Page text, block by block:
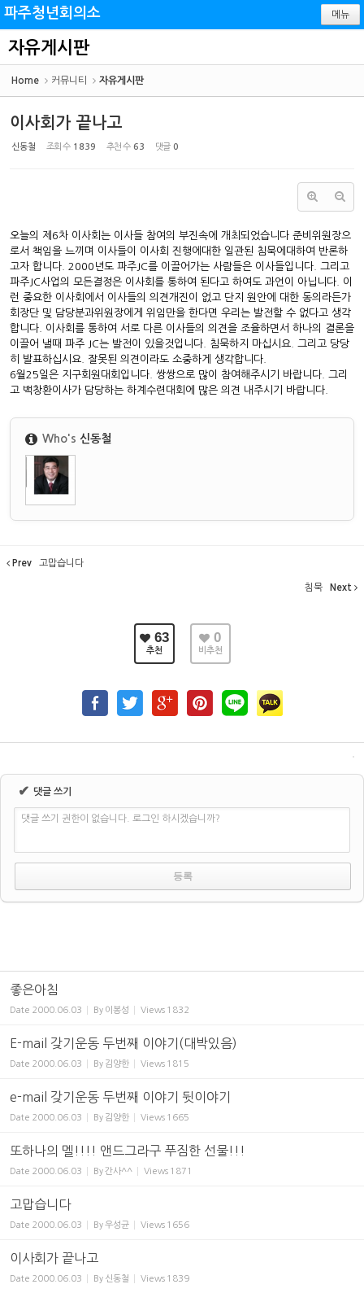
파주청년회의소 메뉴
자유게시판
Home 커뮤니티 자유게시판
이사회가 끝나고
신동철 조회 수 1839 추천 수 63 댓글 0
오늘의 제6차 이사회는 이사들 참여의 부진속에 개최되었습니다 준비위원장으
로서 책임을 느끼며 이사들이 이사회 진행에대한 일관된 침묵에대하여 반론하
고자 합니다. 2000년도 파주JC를 이끌어가는 사람들은 이사들입니다. 그리고
파주JC사업의 모든결정은 이사회를 통하여 된다고 하여도 과언이 아닙니다. 이
런 중요한 이사회에서 이사들의 의견개진이 없고 단지 원안에 대한 동의라든가
회장단 및 담당분과위원장에게 위임만을 한다면 우리는 발전할 수 없다고 생각
합니다. 이사회를 통하여 서로 다른 이사들의 의견을 조율하면서 하나의 결론을
이끌어 낼때 파주 JC는 발전이 있을것입니다. 침묵하지 마십시요. 그리고 당당
히 발표하십시요. 잘못된 의견이라도 소중하게 생각합니다.
6월25일은 지구회원대회입니다. 쌍쌍으로 많이 참여해주시기 바랍니다. 그리
고 백창환이사가 담당하는 하계수련대회에 많은 의견 내주시기 바랍니다.
Who's신동철
Prev 고맙습니다
침묵 Next
63
추천
0
비추천
✔ 댓글 쓰기
댓글 쓰기 권한이 없습니다. 로그인 하시겠습니까?
좋은아침
Date 2000.06.03 By 이봉성 Views 1832
E-mail 갖기운동 두번째 이야기(대박있음)
Date 2000.06.03 By 김양한 Views 1815
e-mail 갖기운동 두번째 이야기 뒷이야기
Date 2000.06.03 By 김양한 Views 1665
또하나의 멜!!!! 앤드그라구 푸짐한 선물!!!
Date 2000.06.03 By간사^^ Views 1871
고맙습니다
Date 2000.06.03 By우성균 Views 1656
이사회가 끝나고
Date 2000.06.03 By 신동철 Views 1839